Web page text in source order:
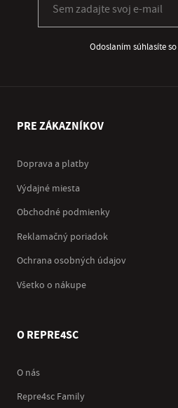
Odoslaním súhlasíte so
PRE ZÁKAZNÍKOV
Doprava a platby
Výdajné miesta
Obchodné podmienky
Reklamačný poriadok
Ochrana osobných údajov
Všetko o nákupe
O REPRE4SC
O nás
Repre4sc Family